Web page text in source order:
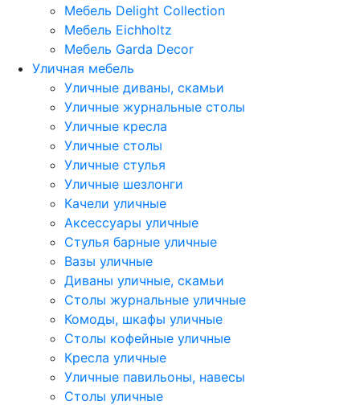
Мебель Delight Collection
Мебель Eichholtz
Мебель Garda Decor
Уличная мебель
Уличные диваны, скамьи
Уличные журнальные столы
Уличные кресла
Уличные столы
Уличные стулья
Уличные шезлонги
Качели уличные
Аксессуары уличные
Стулья барные уличные
Вазы уличные
Диваны уличные, скамьи
Столы журнальные уличные
Комоды, шкафы уличные
Столы кофейные уличные
Кресла уличные
Уличные павильоны, навесы
Столы уличные